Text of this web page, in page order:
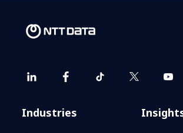
Industries